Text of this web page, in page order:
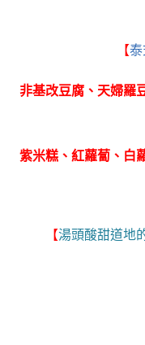
【泰
非基改豆腐、天婦羅
紫米糕、紅蘿蔔、白
【湯頭酸甜道地